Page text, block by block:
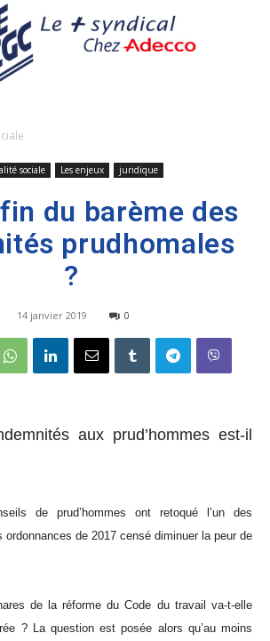
sociale Les enjeux juridique
du barème des
prudhomales
?
14 janvier 2019 0
aux prud’hommes est-il
de prud’hommes ont retoqué l’un des
de 2017 censé diminuer la peur de
de la réforme du Code du travail va-t-elle
? La question est posée alors qu’au moins